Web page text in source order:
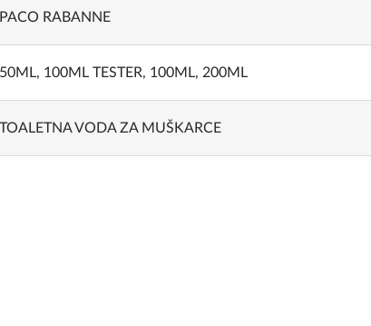
PACO RABANNE
50ML, 100ML TESTER, 100ML, 200ML
TOALETNA VODA ZA MUŠKARCE